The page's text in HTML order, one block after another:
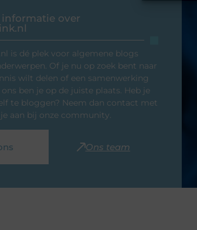
over
is dé plek voor algemene blogs
Of je nu op zoek bent naar
wilt delen of een samenwerking
ben je op de juiste plaats. Heb je
te bloggen? Neem dan contact met
aan bij onze community.
Ons team